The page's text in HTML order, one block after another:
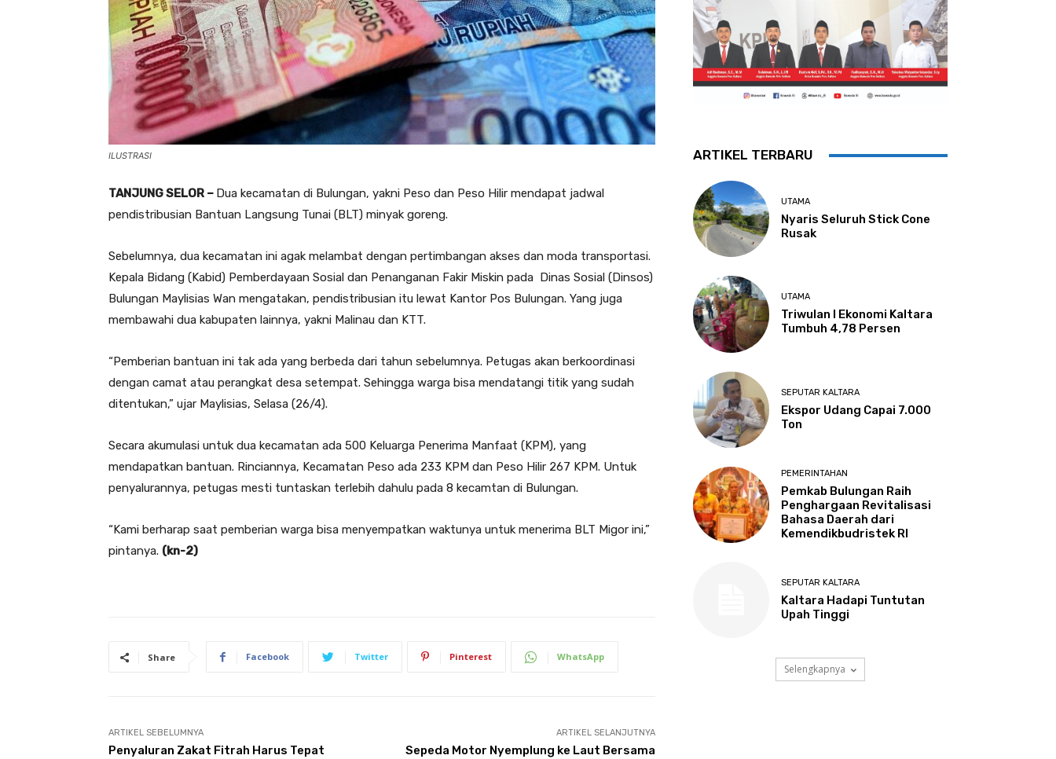
ILUSTRASI
TANJUNG SELOR – Dua kecamatan di Bulungan, yakni Peso dan Peso Hilir mendapat jadwal
pendistribusian Bantuan Langsung Tunai (BLT) minyak goreng.
Sebelumnya, dua kecamatan ini agak melambat dengan pertimbangan akses dan moda transportasi.
Kepala Bidang (Kabid) Pemberdayaan Sosial dan Penanganan Fakir Miskin pada Dinas Sosial (Dinsos)
Bulungan Maylisias Wan mengatakan, pendistribusian itu lewat Kantor Pos Bulungan. Yang juga
membawahi dua kabupaten lainnya, yakni Malinau dan KTT.
“Pemberian bantuan ini tak ada yang berbeda dari tahun sebelumnya. Petugas akan berkoordinasi
dengan camat atau perangkat desa setempat. Sehingga warga bisa mendatangi titik yang sudah
ditentukan,” ujar Maylisias, Selasa (26/4).
Secara akumulasi untuk dua kecamatan ada 500 Keluarga Penerima Manfaat (KPM), yang
mendapatkan bantuan. Rinciannya, Kecamatan Peso ada 233 KPM dan Peso Hilir 267 KPM. Untuk
penyalurannya, petugas mesti tuntaskan terlebih dahulu pada 8 kecamtan di Bulungan.
“Kami berharap saat pemberian warga bisa menyempatkan waktunya untuk menerima BLT Migor ini,”
pintanya. (kn-2)
Share Facebook Twitter Pinterest WhatsApp
ARTIKEL SEBELUMNYA
Penyaluran Zakat Fitrah Harus Tepat
ARTIKEL SELANJUTNYA
Sepeda Motor Nyemplung ke Laut Bersama
ARTIKEL TERBARU
UTAMA
Nyaris Seluruh Stick Cone
Rusak
UTAMA
Triwulan I Ekonomi Kaltara
Tumbuh 4,78 Persen
SEPUTAR KALTARA
Ekspor Udang Capai 7.000
Ton
PEMERINTAHAN
Pemkab Bulungan Raih
Penghargaan Revitalisasi
Bahasa Daerah dari
Kemendikbudristek RI
SEPUTAR KALTARA
Kaltara Hadapi Tuntutan
Upah Tinggi
Selengkapnya